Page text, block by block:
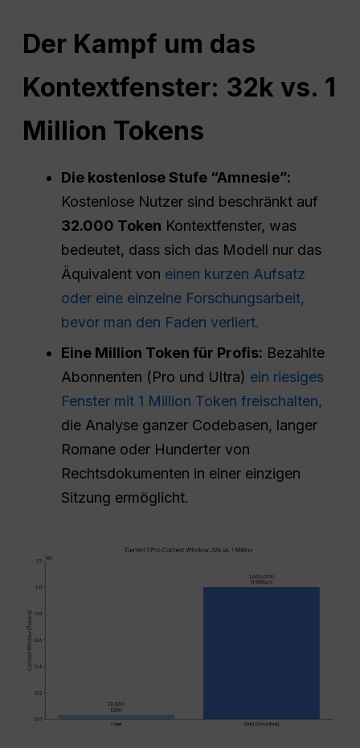
Der Kampf um das
Kontextfenster: 32k vs. 1
Million Tokens
Die kostenlose Stufe “Amnesie”:
Kostenlose Nutzer sind beschränkt auf
32.000 Token Kontextfenster, was
bedeutet, dass sich das Modell nur das
Äquivalent von einen kurzen Aufsatz
oder eine einzelne Forschungsarbeit,
bevor man den Faden verliert.
Eine Million Token für Profis: Bezahlte
Abonnenten (Pro und Ultra) ein riesiges
Fenster mit 1 Million Token freischalten,
die Analyse ganzer Codebasen, langer
Romane oder Hunderter von
Rechtsdokumenten in einer einzigen
Sitzung ermöglicht.